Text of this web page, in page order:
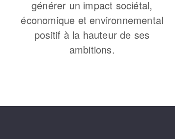
générer un impact sociétal,
économique et environnemental
positif à la hauteur de ses
ambitions.